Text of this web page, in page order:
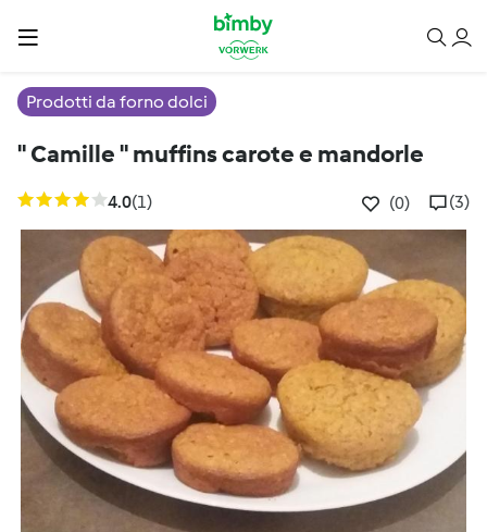
Prodotti da forno dolci
" Camille " muffins carote e mandorle
4.0(1) (0) (3)